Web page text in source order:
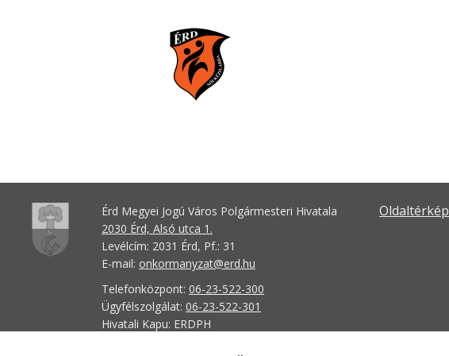
Érd Megyei Jogú Város Polgármesteri Hivatala
2030 Érd, Alsó utca 1.
Levélcím: 2031 Érd, Pf.: 31
E-mail: onkormanyzat@erd.hu
Telefonközpont: 06-23-522-300
Ügyfélszolgálat: 06-23-522-301
Hivatali Kapu: ERDPH
Oldaltérkép